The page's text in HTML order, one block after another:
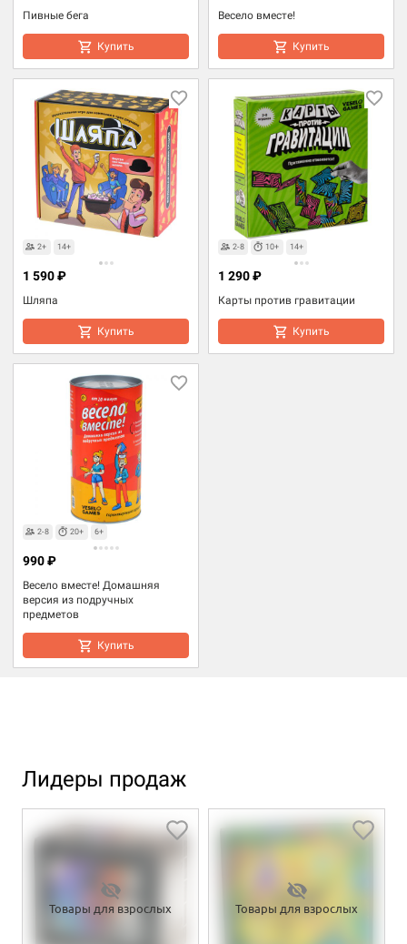
Пивные бега
Купить
Весело вместе!
Купить
2+ 14+
Шляпа
1 590 ₽
Купить
2-8 10+ 14+
Карты против гравитации
1 290 ₽
Купить
2-8 20+ 6+
Весело вместе! Домашняя
версия из подручных
предметов
990 ₽
Купить
Лидеры продаж
Товары для взрослых Товары для взрослых